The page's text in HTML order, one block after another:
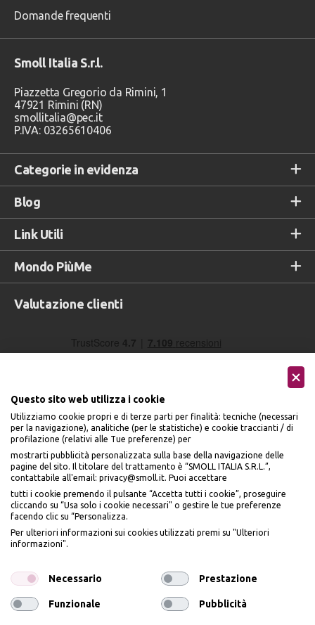
Categorie in evidenza
Blog
Link Utili
Mondo PiùMe
Domande frequenti
Smoll Italia S.r.l.
Piazzetta Gregorio da Rimini, 1
47921 Rimini (RN)
smollitalia@pec.it
P.IVA: 03265610406
Valutazione clienti
Accettiamo
Seguici sui social
Questo sito web utilizza i cookie
Utilizziamo cookie propri e di terze parti per finalità: tecniche (necessari
per la navigazione), analitiche (per le statistiche) e cookie traccianti / di
profilazione (relativi alle Tue preferenze) per
mostrarti pubblicità personalizzata sulla base della navigazione delle
pagine del sito. Il titolare del trattamento è “SMOLL ITALIA S.R.L.”,
contattabile all'email: privacy@smoll.it. Puoi accettare
tutti i cookie premendo il pulsante “Accetta tutti i cookie”, proseguire
cliccando su “Usa solo i cookie necessari" o gestire le tue preferenze
facendo clic su “Personalizza.
Per ulteriori informazioni sui cookies utilizzati premi su "Ulteriori
informazioni".
Necessario Prestazione
Funzionale Pubblicità
BENVENUTO DA
PIÙME
IL10% DI SCONTO